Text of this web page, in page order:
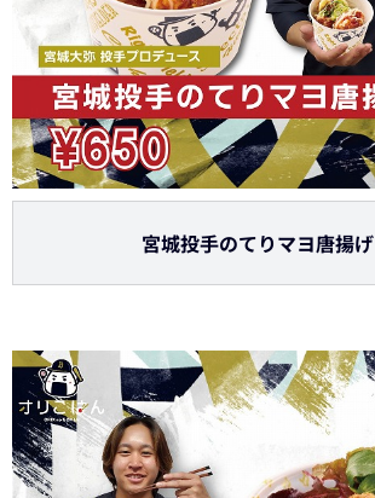
宮城投手のてりマヨ唐揚げ